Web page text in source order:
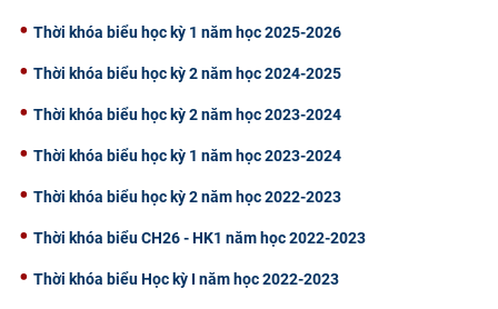
Thời khóa biểu học kỳ 1 năm học 2025-2026
Thời khóa biểu học kỳ 2 năm học 2024-2025
Thời khóa biểu học kỳ 2 năm học 2023-2024
Thời khóa biểu học kỳ 1 năm học 2023-2024
Thời khóa biểu học kỳ 2 năm học 2022-2023
Thời khóa biểu CH26 - HK1 năm học 2022-2023
Thời khóa biểu Học kỳ I năm học 2022-2023